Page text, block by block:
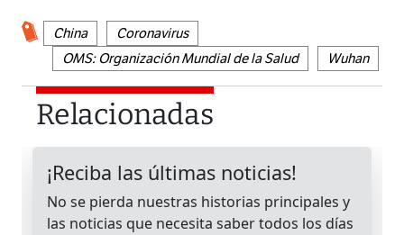
China
Coronavirus
OMS: Organización Mundial de la Salud
Wuhan
Relacionadas